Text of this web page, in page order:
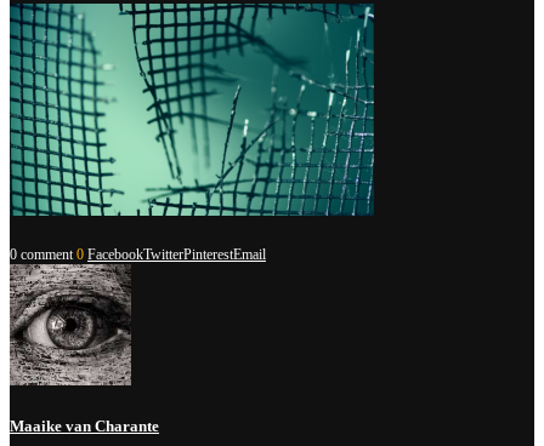
0 comment 0 FacebookTwitterPinterestEmail
Maaike van Charante